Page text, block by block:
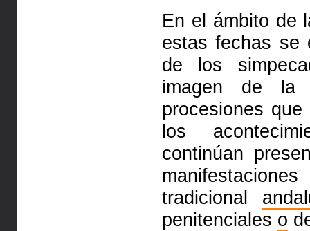
En el ámbito de
estas fechas se
de los
imagen de la
procesiones
los
continúan
tradicional
penitenciales o